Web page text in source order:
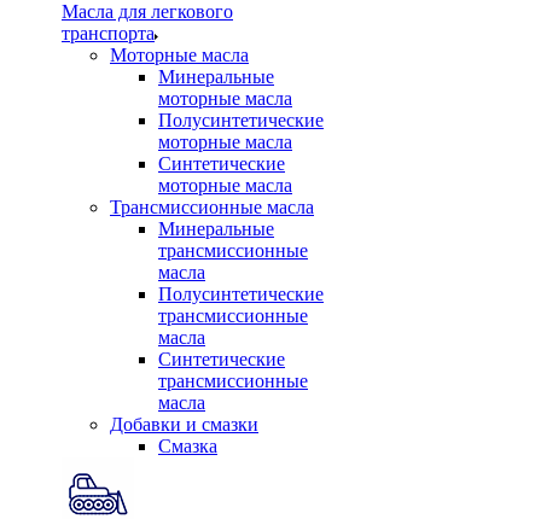
Масла для легкового
транспорта
Моторные масла
Минеральные
моторные масла
Полусинтетические
моторные масла
Синтетические
моторные масла
Трансмиссионные масла
Минеральные
трансмиссионные
масла
Полусинтетические
трансмиссионные
масла
Синтетические
трансмиссионные
масла
Добавки и смазки
Смазка